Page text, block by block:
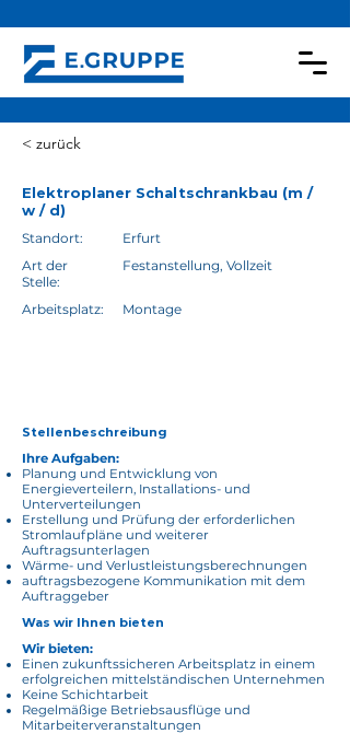
< zurück
Elektroplaner Schaltschrankbau (m /
w / d)
Standort:
Art der
Stelle:
Arbeitsplatz:
Erfurt
Festanstellung, Vollzeit
Montage
Stellenbeschreibung
Ihre Aufgaben:
Planung und Entwicklung von
Energieverteilern, Installations- und
Unterverteilungen
Erstellung und Prüfung der erforderlichen
Stromlaufpläne und weiterer
Auftragsunterlagen
Wärme- und Verlustleistungsberechnungen
auftragsbezogene Kommunikation mit dem
Auftraggeber
Was wir Ihnen bieten
Wir bieten:
Einen zukunftssicheren Arbeitsplatz in einem
erfolgreichen mittelständischen Unternehmen
Keine Schichtarbeit
Regelmäßige Betriebsausflüge und
Mitarbeiterveranstaltungen